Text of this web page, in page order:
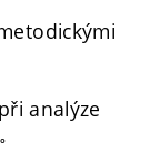
analýze